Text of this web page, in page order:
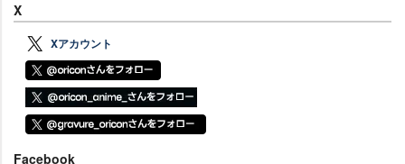
X
Xアカウント
Facebook